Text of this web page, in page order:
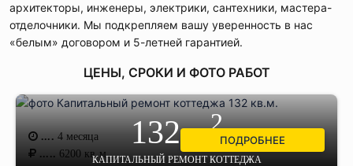
архитекторы, инженеры, электрики, сантехники, мастера-
отделочники. Мы подкрепляем вашу уверенность в нас
«белым» договором и 5-летней гарантией.
ЦЕНЫ, СРОКИ И ФОТО РАБОТ
132 м2
КАПИТАЛЬНЫЙ РЕМОНТ КОТТЕДЖА
.... 4 месяца
..... 6200 кв.м.
ПОДРОБНЕЕ